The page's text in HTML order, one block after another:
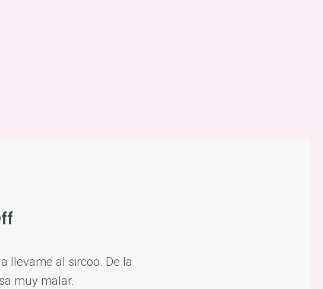
llevame al sircoo. De la
muy malar.